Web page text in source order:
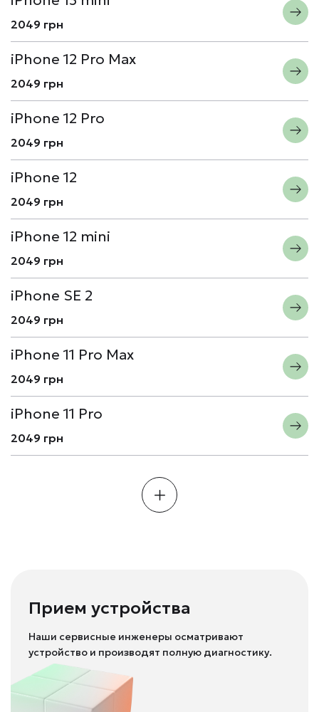
2049 грн
iPhone 12 Pro Max
2049 грн
iPhone 12 Pro
2049 грн
iPhone 12
2049 грн
iPhone 12 mini
2049 грн
iPhone SE 2
2049 грн
iPhone 11 Pro Max
2049 грн
iPhone 11 Pro
2049 грн
Прием устройства
Наши сервисные инженеры осматривают
устройство и производят полную диагностику.